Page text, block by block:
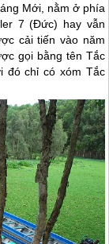
Mới, nằm ở phía
7 (Đức) hay vẫn
cải tiến vào năm
gọi bằng tên Tắc
đó chỉ có xóm Tắc